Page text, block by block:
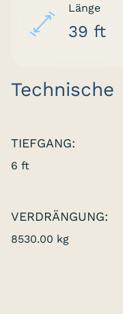
Länge
39 ft
Technische
TIEFGANG:
6 ft
VERDRÄNGUNG:
8530.00 kg